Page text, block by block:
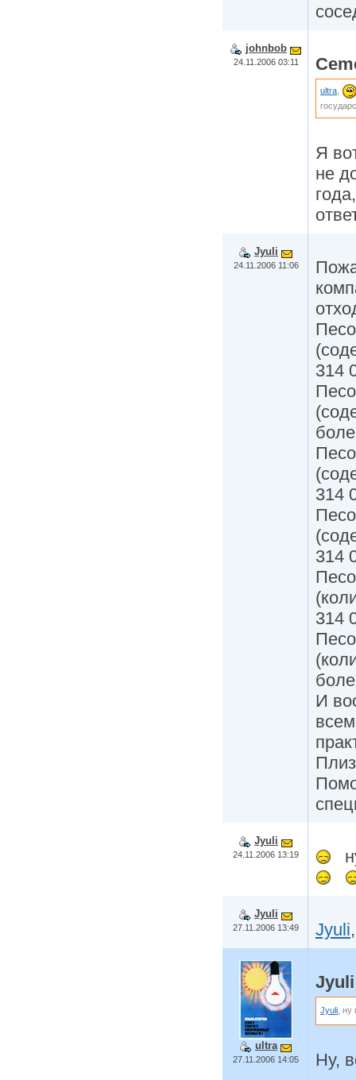
johnbob
24.11.2006 03:11
ultra
Я
не
Jyuli
24.11.2006 11:06
314
314
314
314
И
Jyuli
24.11.2006 13:19
Jyuli
27.11.2006 13:49 Jyuli
ultra
27.11.2006 14:05
Jyuli
Jyuli ,
Ну,